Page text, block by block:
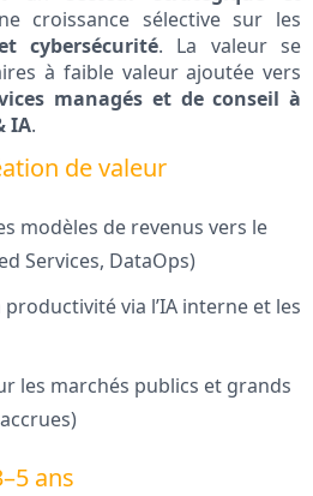
croissance sélective sur les
cybersécurité. La valeur se
à faible valeur ajoutée vers
managés et de conseil à
IA.
de valeur
modèles de revenus vers le
Services, DataOps)
via l’IA interne et les
les marchés publics et grands
ans